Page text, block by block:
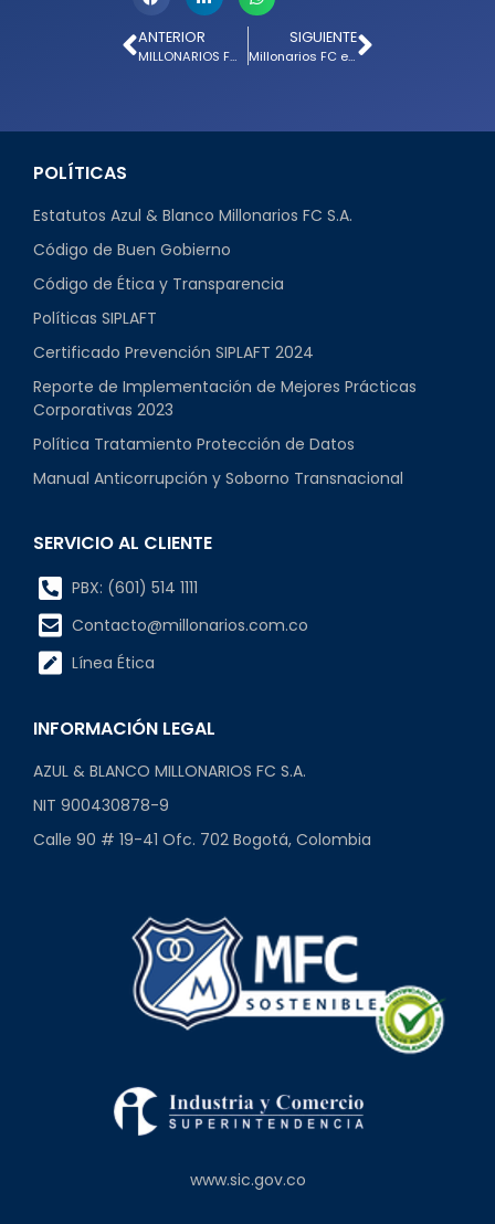
ANTERIOR
MILLONARIOS FC YA ESTÁ COMPLETO EN BRASIL: ÓSCAR CORTÉS YA SE UNIÓ A LA CONCENTRACIÓN
SIGUIENTE
Millonarios FC entrena en Cidade Do Galo en Belo Horizonte 🔵⚽️🇧🇷
POLÍTICAS
Estatutos Azul & Blanco Millonarios FC S.A.
Código de Buen Gobierno
Código de Ética y Transparencia
Políticas SIPLAFT
Certificado Prevención SIPLAFT 2024
Reporte de Implementación de Mejores Prácticas
Corporativas 2023
Política Tratamiento Protección de Datos
Manual Anticorrupción y Soborno Transnacional
SERVICIO AL CLIENTE
PBX: (601) 514 1111
Contacto@millonarios.com.co
Línea Ética
INFORMACIÓN LEGAL
AZUL & BLANCO MILLONARIOS FC S.A.
NIT 900430878-9
Calle 90 # 19-41 Ofc. 702 Bogotá, Colombia
www.sic.gov.co